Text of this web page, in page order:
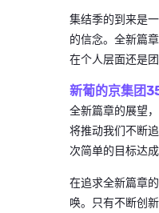
集结季的到来是
的信念。全新篇
在个人层面还是
新葡的京集团
全新篇章的展望
将推动我们不断
次简单的目标达
在追求全新篇章
唤。只有不断创